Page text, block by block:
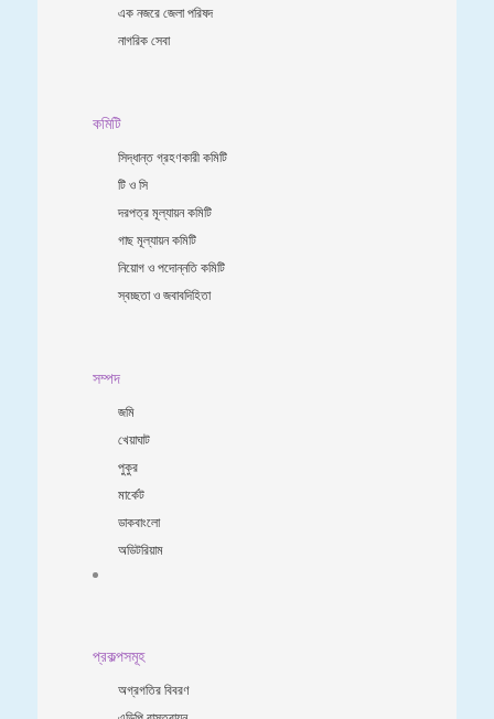
এক নজরে জেলা পরিষদ
নাগরিক সেবা
কমিটি
সিদ্ধান্ত গ্রহণকারী কমিটি
টি ও সি
দরপত্র মূল্যায়ন কমিটি
গাছ মূল্যায়ন কমিটি
নিয়োগ ও পদোন্নতি কমিটি
স্বচ্ছতা ও জবাবদিহিতা
সম্পদ
জমি
খেয়াঘাট
পুকুর
মার্কেট
ডাকবাংলো
অডিটরিয়াম
প্রকল্পসমূহ
অগ্রগতির বিবরণ